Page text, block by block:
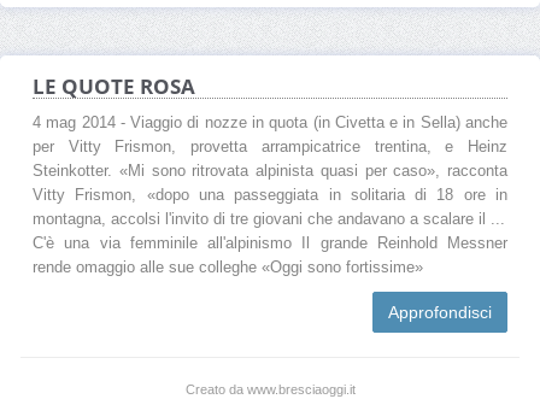
LE QUOTE ROSA
4 mag 2014 - Viaggio di nozze in quota (in Civetta e in Sella) anche
per Vitty Frismon, provetta arrampicatrice trentina, e Heinz
Steinkotter. «Mi sono ritrovata alpinista quasi per caso», racconta
Vitty Frismon, «dopo una passeggiata in solitaria di 18 ore in
montagna, accolsi l'invito di tre giovani che andavano a scalare il ...
C'è una via femminile all'alpinismo Il grande Reinhold Messner
rende omaggio alle sue colleghe «Oggi sono fortissime»
Approfondisci
Creato da www.bresciaoggi.it